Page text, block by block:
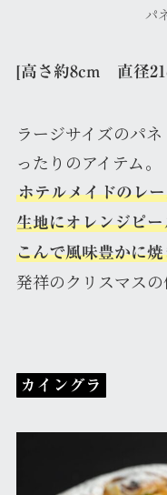
パ
[高さ約8cm 直径
ラージサイズのパ
ったりのアイテム。
ホテルメイドのレ
生地にオレンジピ
こんで風味豊かに
発祥のクリスマスの
カイングラ